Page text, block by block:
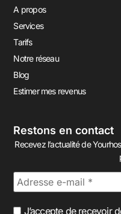
A propos
Services
Tarifs
Notre réseau
Blog
Estimer mes revenus
Restons en contact
Recevez l’actualité de
J’accepte de recevoir